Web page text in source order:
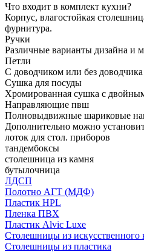
Что входит в комплект кухни?
Корпус, влагостойкая
фурнитура.
Ручки
Различные варианты дизайна и
Петли
С доводчиком или без
Сушка для посуды
Хромированная сушка с
Направляющие пвш
Полновыдвижные шариковые
Дополнительно можно
лоток для стол. приборов
тандембоксы
столешница из камня
бутылочница
ЛДСП
Полотно АГТ (МДФ)
Пластик HPL
Пленка ПВХ
Пластик Alvic Luxe
Столешницы из искусственного
Столешницы из пластика